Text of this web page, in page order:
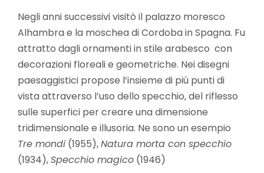
Negli anni successivi visitò il palazzo moresco
Alhambra e la moschea di Cordoba in Spagna. Fu
attratto dagli ornamenti in stile arabesco con
decorazioni floreali e geometriche. Nei disegni
paesaggistici propose l’insieme di più punti di
vista attraverso l’uso dello specchio, del riflesso
sulle superfici per creare una dimensione
tridimensionale e illusoria. Ne sono un esempio
Tre mondi (1955),Natura morta con specchio
(1934),Specchio magico (1946)